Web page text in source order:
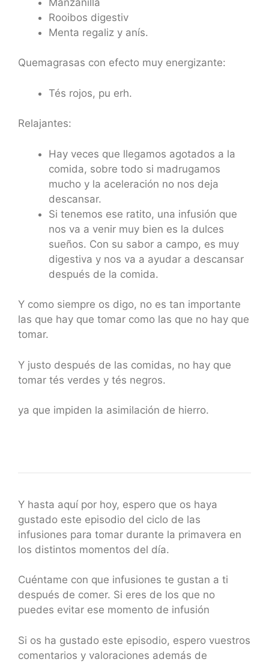
Rooibos digestiv
Menta regaliz y anís.
Quemagrasas con efecto muy energizante:
Tés rojos, pu erh.
Relajantes:
Hay veces que llegamos agotados a la
comida, sobre todo si madrugamos
mucho y la aceleración no nos deja
descansar.
Si tenemos ese ratito, una infusión que
nos va a venir muy bien es la dulces
sueños. Con su sabor a campo, es muy
digestiva y nos va a ayudar a descansar
después de la comida.
Y como siempre os digo, no es tan importante
las que hay que tomar como las que no hay que
tomar.
Y justo después de las comidas, no hay que
tomar tés verdes y tés negros.
ya que impiden la asimilación de hierro.
Y hasta aquí por hoy, espero que os haya
gustado este episodio del ciclo de las
infusiones para tomar durante la primavera en
los distintos momentos del día.
Cuéntame con que infusiones te gustan a ti
después de comer. Si eres de los que no
puedes evitar ese momento de infusión
Si os ha gustado este episodio, espero vuestros
comentarios y valoraciones además de